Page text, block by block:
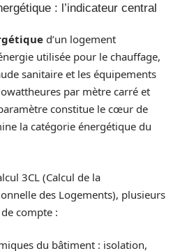
: l’indicateur central
d’un logement
utilisée pour le chauffage,
sanitaire et les équipements
par mètre carré et
constitue le cœur de
la catégorie énergétique du
3CL (Calcul de la
des Logements), plusieurs
compte :
du bâtiment : isolation,